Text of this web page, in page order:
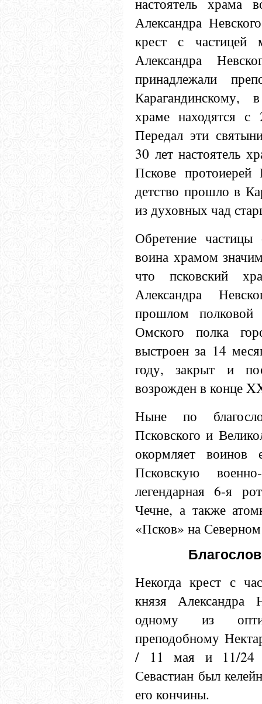
Александра
крест с частицей
Александра
принадлежали
Карагандинскому,
храме находятся с
Передал эти
30 лет настоятель
Пскове протоиерей
детство прошло в
из духовных чад
Обретение
воина храмом
что псковский
Александра
прошлом полковой
Омского полка
выстроен за 14
году, закрыт и
возрожден в конце
Ныне по
Псковского и
окормляет воинов
Псковскую
легендарная 6-я
Чечне, а также
«Псков» на
Некогда крест с
князя Александра
одному из
преподобному
/ 11 мая и 11/24
Севастиан был
его кончины.